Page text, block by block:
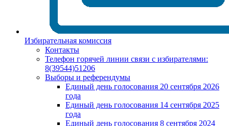
Избирательная комиссия
Контакты
Телефон горячей линии связи с избирателями:
8(39544)51206
Выборы и референдумы
Единый день голосования 20 сентября 2026
года
Единый день голосования 14 сентября 2025
года
Единый день голосования 8 сентября 2024